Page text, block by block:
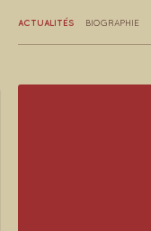
ACTUALITÉS BIOGRAPHIE